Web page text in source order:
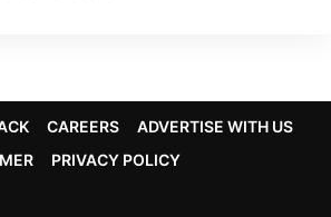
CAREERS
ADVERTISE WITH US
PRIVACY POLICY